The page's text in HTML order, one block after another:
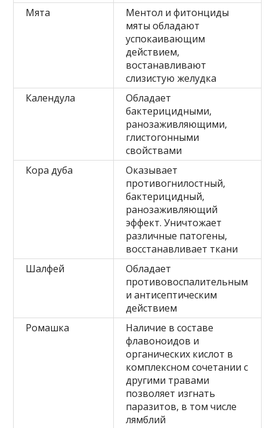
Мята
Ментол и фитонциды
мяты обладают
успокаивающим
действием,
востанавливают
слизистую желудка
Календула
Обладает
бактерицидными,
ранозаживляющими,
глистогонными
свойствами
Кора дуба
Оказывает
противогнилостный,
бактерицидный,
ранозаживляющий
эффект. Уничтожает
различные патогены,
восстанавливает ткани
Шалфей
Обладает
противовоспалительным
и антисептическим
действием
Ромашка
Наличие в составе
флавоноидов и
органических кислот в
комплексном сочетании с
другими травами
позволяет изгнать
паразитов, в том числе
лямблий